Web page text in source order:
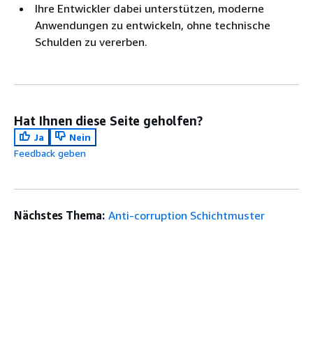
Ihre Entwickler dabei unterstützen, moderne
Anwendungen zu entwickeln, ohne technische
Schulden zu vererben.
Hat Ihnen diese Seite geholfen?
Ja
Nein
Feedback geben
Nächstes Thema: Anti-corruption Schichtmuster